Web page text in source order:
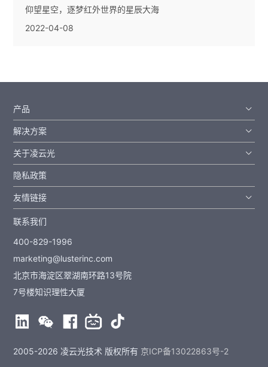
仰望星空，逐梦红外世界的星辰大海
2022-04-08
产品
解决方案
关于凌云光
隐私政策
友情链接
联系我们
400-829-1996
marketing@lusterinc.com
北京市海淀区翠湖南环路13号院
7号楼知识理性大厦
2005-2026 凌云光技术 版权所有 京ICP备13022863号-2